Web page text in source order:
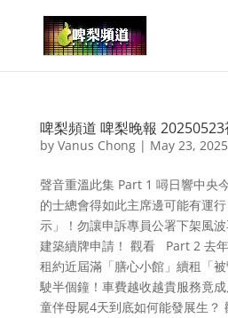
啤梨頻道 啤梨晚報 20250523
by Vanus Chong| May 23, 2025
聲音重溫此集 Part 1 噚日響中央
的士總會得如此主席邊可能有運
示」！勿讓申訴專員公署下架風
建築續牌申請！ 觀看 Part 2 去
租約近屆滿「膳心小館」續租「
駛半個鐘！車費越收越貴服務竟
童伴母屍4天到底如何能發展生